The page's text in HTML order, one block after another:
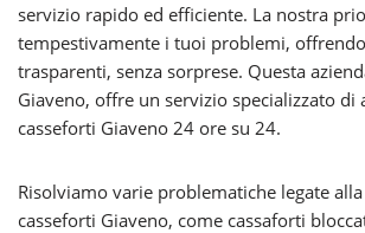
servizio rapido ed efficiente. La nostra
tempestivamente i tuoi problemi,
trasparenti, senza sorprese. Questa
Giaveno, offre un servizio specializzato di
casseforti Giaveno 24 ore su 24.
Risolviamo varie problematiche legate
casseforti Giaveno, come cassaforti